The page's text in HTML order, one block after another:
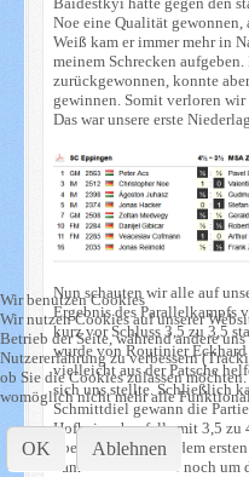
Noe eine Qualität gewonnen,
Weiß kam er immer mehr in
meinem Schrecken
zurückgewonnen, konnte
gewinnen. Somit verloren
Das war unsere erste
Nun schauten wir alle auf
Ergebnis des Parallelkampfs
kurz vor Schluss 3,5 zu 3,5
wurde von Routinier
vielleicht aus der Patsche
sich uns stellte. Schließlich
Schmittdiel gewann die
Hofheim ebenfalls mit 3,5
überraschend!) auf dem
dann hätten wir nur noch
Wir benutzen Cookies
Wir nutzen Cookies auf unserer
Betrieb der Seite, während andere
Nutzererfahrung zu verbessern
ob Sie die Cookies zulassen
womöglich nicht mehr alle
OK Ablehnen